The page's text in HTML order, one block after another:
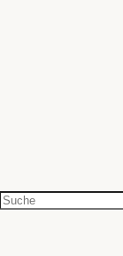
Suchen